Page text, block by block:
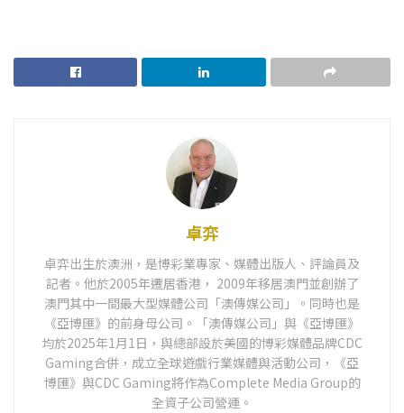
卓弈
卓弈出生於澳洲，是博彩業專家、媒體出版人、評論員及
記者。他於2005年遷居香港， 2009年移居澳門並創辦了
澳門其中一間最大型媒體公司「澳傳媒公司」。同時也是
《亞博匯》的前身母公司。「澳傳媒公司」與《亞博匯》
均於2025年1月1日，與總部設於美國的博彩媒體品牌CDC
Gaming合併，成立全球遊戲行業媒體與活動公司，《亞
博匯》與CDC Gaming將作為Complete Media Group的
全資子公司營運。